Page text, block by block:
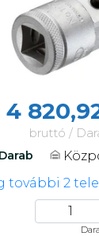
4
bruttó /
további 2